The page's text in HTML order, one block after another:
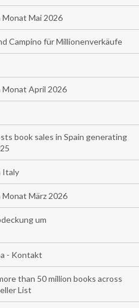
Mai 2026
Campino für Millionenverkäufe
April 2026
book sales in Spain generating
Italy
März 2026
um
- Kontakt
than 50 million books across
List